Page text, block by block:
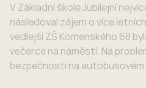
V Základní škole Jubilejní
následoval zájem o více
vedlejší ZŠ Komenského 68
večerce na náměstí. Na
bezpečnosti na